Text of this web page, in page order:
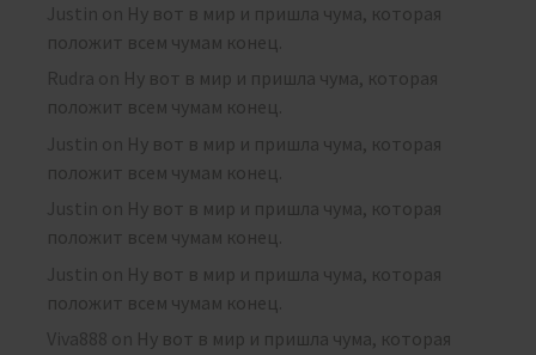
Justin on Ну вот в мир и пришла чума, которая
положит всем чумам конец.
Rudra on Ну вот в мир и пришла чума, которая
положит всем чумам конец.
Justin on Ну вот в мир и пришла чума, которая
положит всем чумам конец.
Justin on Ну вот в мир и пришла чума, которая
положит всем чумам конец.
Justin on Ну вот в мир и пришла чума, которая
положит всем чумам конец.
Viva888 on Ну вот в мир и пришла чума, которая